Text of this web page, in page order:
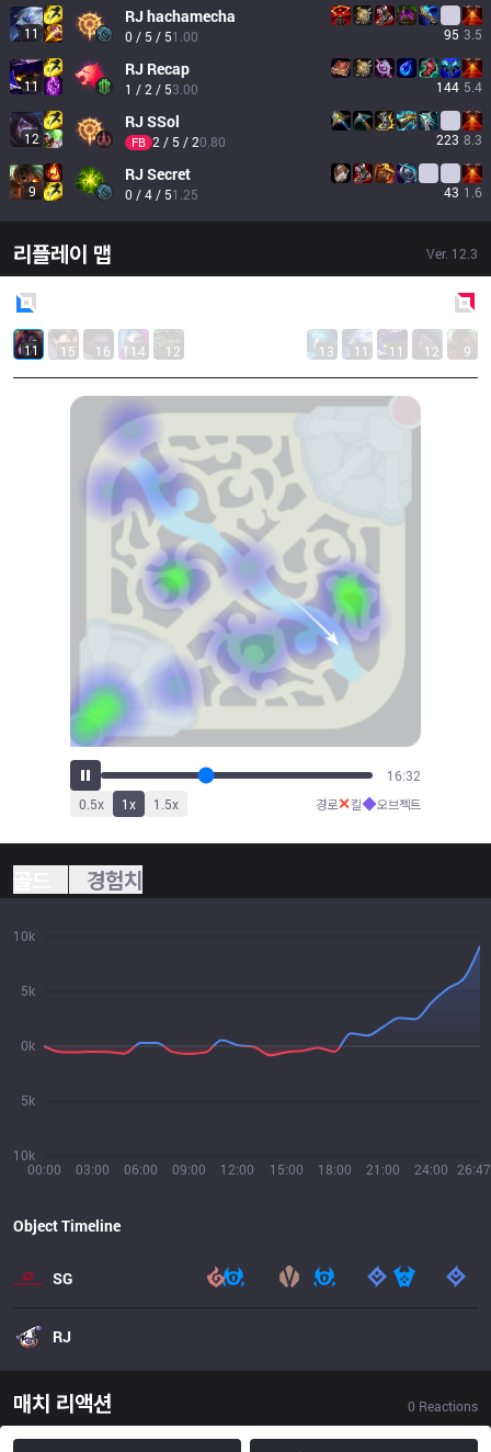
11
RJ hachamecha
0 / 5 / 51.00 95 3.5
11
RJ Recap
1 / 2 / 53.00 144 5.4
12
RJ SSol
FB 2 / 5 / 20.80 223 8.3
9
RJ Secret
0 / 4 / 51.25 43 1.6
리플레이 맵 Ver. 12.3
11 15 16 14 12 13 11 11 12 9
18:26
0.5x 1x 1.5x 경로✕킬◆오브젝트
경험치
00:00 03:00 06:00 09:00 12:00 15:00 18:00 21:00 24:00 26:47
10k
5k
0k
5k
10k
Object Timeline
SG
RJ
매치 리액션 0 Reactions